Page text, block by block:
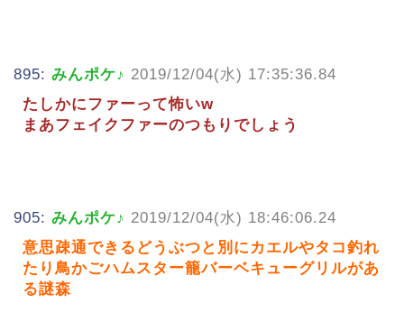
895: みんポケ♪ 2019/12/04(水) 17:35:36.84
たしかにファーって怖いw
まあフェイクファーのつもりでしょう
905: みんポケ♪ 2019/12/04(水) 18:46:06.24
意思疎通できるどうぶつと別にカエルやタコ釣れ
たり鳥かごハムスター籠バーベキューグリルがあ
る謎森